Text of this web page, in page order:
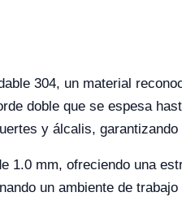
304, un material
doble que se espesa
y álcalis, garantizando
1.0 mm, ofreciendo una
un ambiente de